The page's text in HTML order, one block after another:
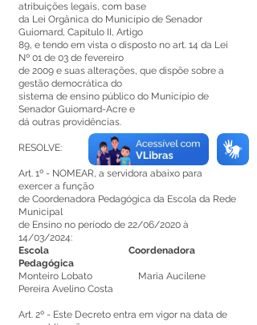
atribuições legais, com base
da Lei Orgânica do Município de Senador
Guiomard, Capítulo II, Artigo
89, e tendo em vista o disposto no art. 14 da Lei
Nº 01 de 03 de fevereiro
de 2009 e suas alterações, que dispõe sobre a
gestão democrática do
sistema de ensino público do Município de
Senador Guiomard-Acre e
dá outras providências.
RESOLVE:
Art. 1º - NOMEAR, a servidora abaixo para
exercer a função
de Coordenadora Pedagógica da Escola da Rede
Municipal
de Ensino no período de 22/06/2020 à
14/03/2024:
Escola Coordenadora
Pedagógica
Monteiro Lobato Maria Aucilene
Pereira Avelino Costa
Art. 2º - Este Decreto entra em vigor na data de